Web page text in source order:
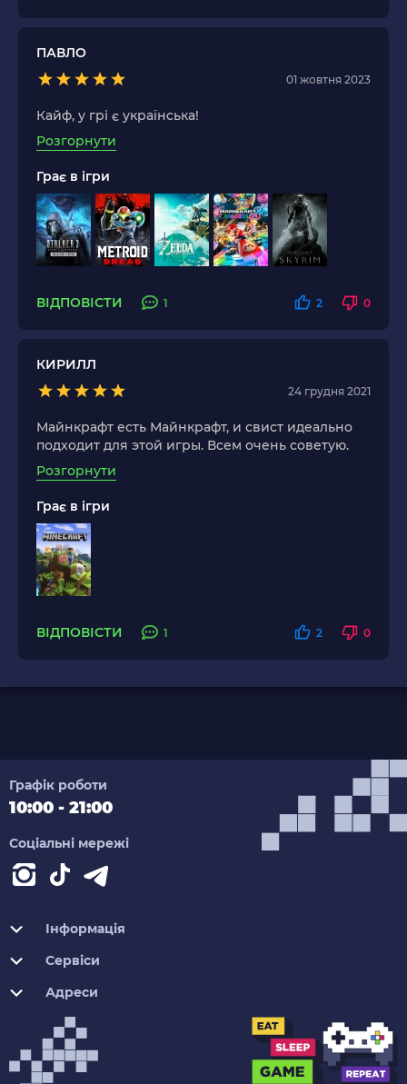
ПАВЛО
01 жовтня 2023
Кайф, у грі є українська!
Розгорнути
Грає в ігри
ВІДПОВІСТИ 1 2 0
КИРИЛЛ
24 грудня 2021
Майнкрафт есть Майнкрафт, и свист идеально
подходит для этой игры. Всем очень советую.
Розгорнути
Грає в ігри
ВІДПОВІСТИ 1 2 0
Графік роботи
10:00 - 21:00
Соціальні мережі
Інформація
Сервіси
Адреси